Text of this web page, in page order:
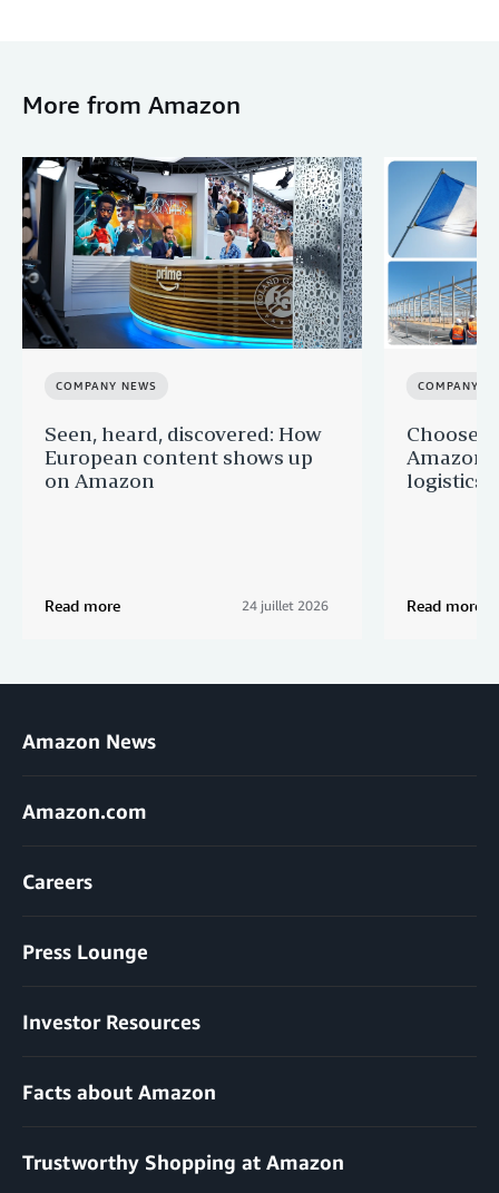
More from Amazon
COMPANY NEWS
Seen, heard, discovered: How
European content shows up
on Amazon
Read more 24 juillet 2026
COMPANY
Choose
Amazon
logistics
Read more
Amazon News
Amazon.com
Careers
Press Lounge
Investor Resources
Facts about Amazon
Trustworthy Shopping at Amazon